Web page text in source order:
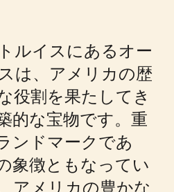
ルイスにあるオー
は、アメリカの歴
役割を果たしてき
的な宝物です。重
ンドマークであ
象徴ともなってい
アメリカの豊かな